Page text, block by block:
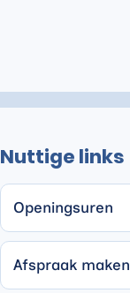
Nuttige links
Openingsuren
Afspraak maken